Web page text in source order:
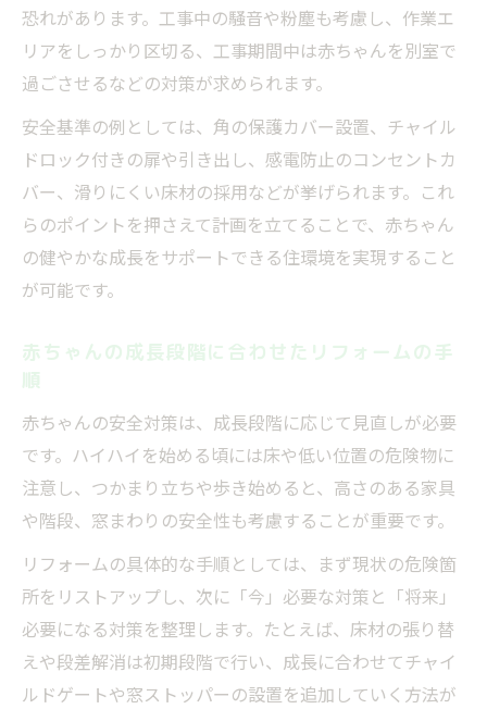
安心のためのリフォーム安全対策集
リフォームで赤ちゃんを守る安全グッズの
選び方
コンセントや扉のロックを活用したリフォ
ーム対策
浴室やキッチンの立ち入り制限とリフォー
ム工夫
リフォーム中の室内事故リスクと具体的対
策
ム案
リフォームで見直したい赤ちゃん目線の危
険箇所
乳幼児の行動範囲を考えたリフォーム設計
赤ちゃんの動線を守るリフォームポイント
リフォーム時に適した床材と壁材の選び方
家具配置まで考慮したリフォームの工夫
塗料や騒音が与える影響とその対策法
恐れがあります。工事中の騒音や粉塵も考慮し、作業エ
リアをしっかり区切る、工事期間中は赤ちゃんを別室で
過ごさせるなどの対策が求められます。
安全基準の例としては、角の保護カバー設置、チャイル
ドロック付きの扉や引き出し、感電防止のコンセントカ
バー、滑りにくい床材の採用などが挙げられます。これ
らのポイントを押さえて計画を立てることで、赤ちゃん
の健やかな成長をサポートできる住環境を実現すること
が可能です。
赤ちゃんの成長段階に合わせたリフォームの手
順
赤ちゃんの安全対策は、成長段階に応じて見直しが必要
です。ハイハイを始める頃には床や低い位置の危険物に
注意し、つかまり立ちや歩き始めると、高さのある家具
や階段、窓まわりの安全性も考慮することが重要です。
リフォームの具体的な手順としては、まず現状の危険箇
所をリストアップし、次に「今」必要な対策と「将来」
必要になる対策を整理します。たとえば、床材の張り替
えや段差解消は初期段階で行い、成長に合わせてチャイ
ルドゲートや窓ストッパーの設置を追加していく方法が